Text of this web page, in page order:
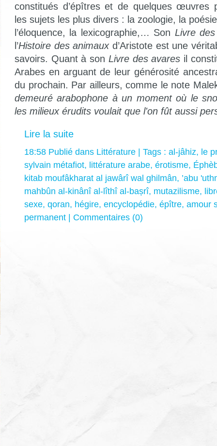
constitués d’épîtres et de quelques œuvres
les sujets les plus divers : la zoologie, la
l’éloquence, la lexicographie,… Son Livre
l’Histoire des animauxd’Aristote est une
savoirs. Quant à son Livre des avares il
Arabes en arguant de leur générosité
du prochain. Par ailleurs, comme le note
demeuré arabophone à un moment où le
les milieux érudits voulait que l'on fût aussi
Lire la suite
18:58 Publié dans Littérature | Tags : al-jâhiz, le
sylvain métafiot, littérature arabe, érotisme,
kitab moufâkharat al jawârî wal ghilmân, ’abu
mahbûn al-kinânî al-lîthî al-baṣrî, mutazilisme,
sexe, qoran, hégire, encyclopédie, épître, amour
permanent | Commentaires (0)